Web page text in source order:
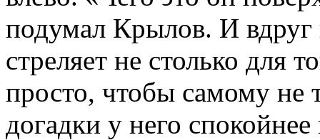
подумал Крылов. И
стреляет не столько для
просто, чтобы самому не
догадки у него